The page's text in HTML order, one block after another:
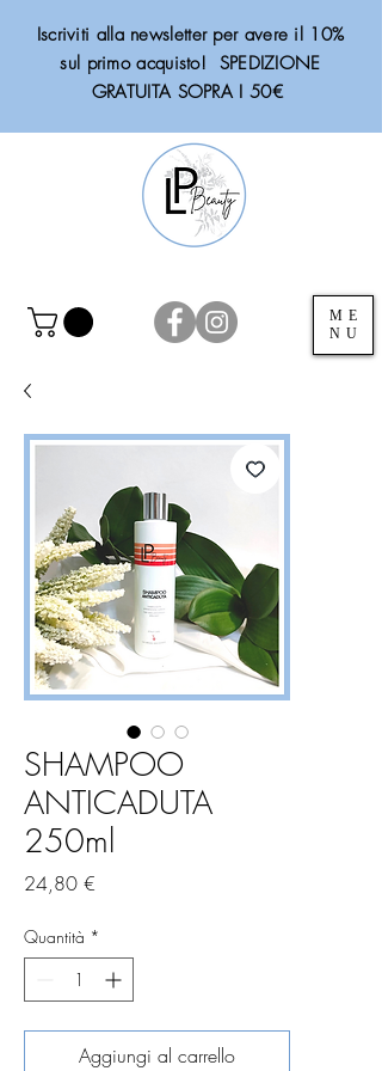
Iscriviti alla newsletter per avere il 10%
sul primo acquisto! SPEDIZIONE
GRATUITA SOPRA I 50€
ME
NU
SHAMPOO
ANTICADUTA
250ml
24,80 €
Quantità *
Aggiungi al carrello